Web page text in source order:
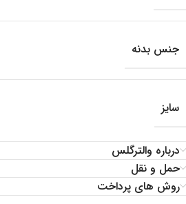
جنس بدنه
سایز
درباره والترگلس
حمل و نقل
روش های پرداخت